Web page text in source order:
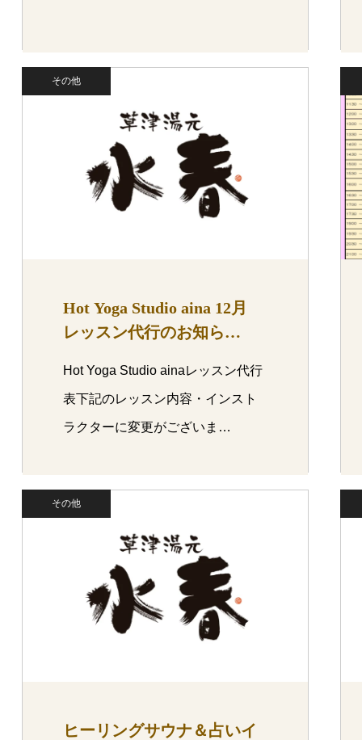
その他
Hot Yoga Studio aina 12月
レッスン代行のお知ら…
Hot Yoga Studio ainaレッスン代行
表下記のレッスン内容・インスト
ラクターに変更がございま…
その他
ヒーリングサウナ＆占いイ